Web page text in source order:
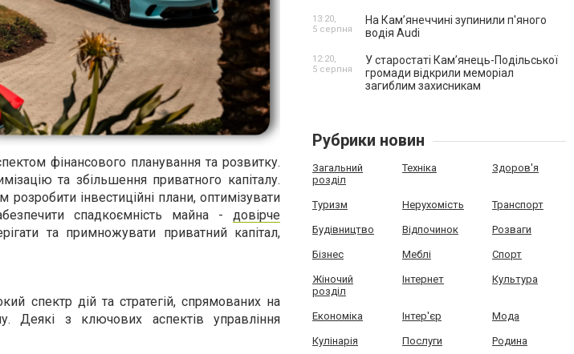
фінансового планування та розвитку.
та збільшення приватного капіталу.
інвестиційні плани, оптимізувати
спадкоємність майна - довірче
та примножувати приватний капітал,
спектр дій та стратегій, спрямованих на
Деякі з ключових аспектів управління
На Камʼянеччині зупинили п'яного
водія Audi
13:20,
5 серпня
У старостаті Кам’янець-Подільської
громади відкрили меморіал
загиблим захисникам
12:20,
5 серпня
Рубрики новин
Загальний
розділ
Техніка Здоров'я
Туризм Нерухомість Транспорт
Будівництво Відпочинок Розваги
Бізнес Меблі Спорт
Жіночий
розділ
Інтернет Культура
Економіка Інтер'єр Мода
Кулінарія Послуги Родина